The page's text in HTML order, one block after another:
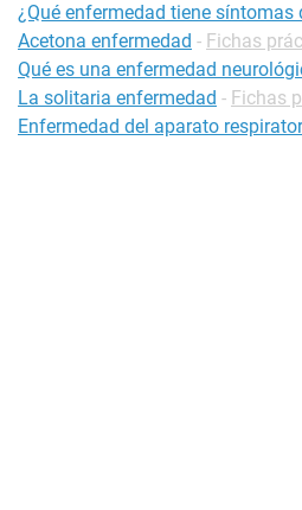
¿Qué enfermedad tiene síntomas
Acetona enfermedad - Fichas
Qué es una enfermedad
La solitaria enfermedad - Fichas
Enfermedad del aparato